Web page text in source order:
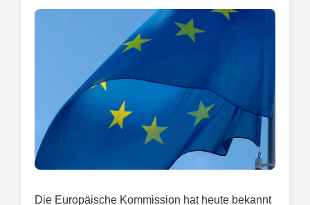
Die Europäische Kommission hat heute bekannt